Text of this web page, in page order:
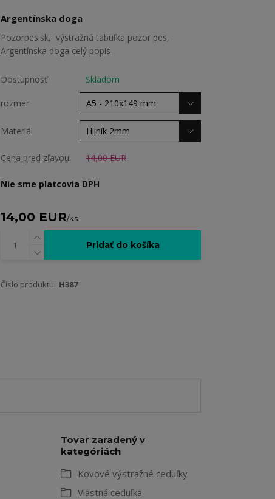
Argentínska doga
Pozorpes.sk, výstražná tabuľka pozor pes,
Argentínska doga celý popis
Dostupnosť Skladom
rozmer
Materiál
Cena pred zľavou 14,00 EUR
Nie sme platcovia DPH
14,00 EUR/ks
Pridať do košíka
Číslo produktu: H387
Tovar zaradený v
kategóriách
Kovové výstražné ceduľky
Vlastná ceduľka